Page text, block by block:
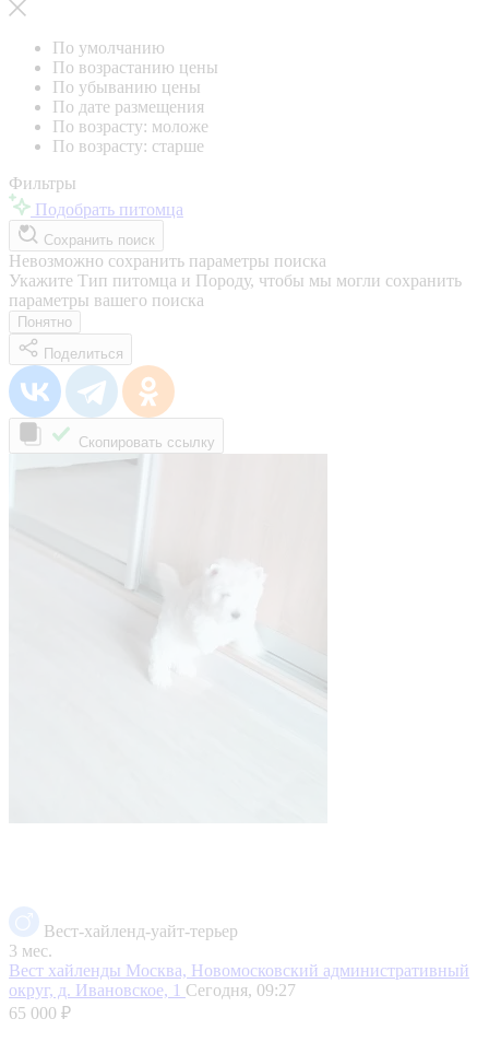
По умолчанию
По возрастанию цены
По убыванию цены
По дате размещения
По возрасту: моложе
По возрасту: старше
Фильтры
Подобрать питомца
Сохранить поиск
Невозможно сохранить параметры поиска
Укажите Тип питомца и Породу, чтобы мы могли сохранить
параметры вашего поиска
Понятно
Поделиться
Скопировать ссылку
Вест-хайленд-уайт-терьер
3 мес.
Вест хайленды Москва, Новомосковский административный
округ, д. Ивановское, 1 Сегодня, 09:27
65 000 ₽